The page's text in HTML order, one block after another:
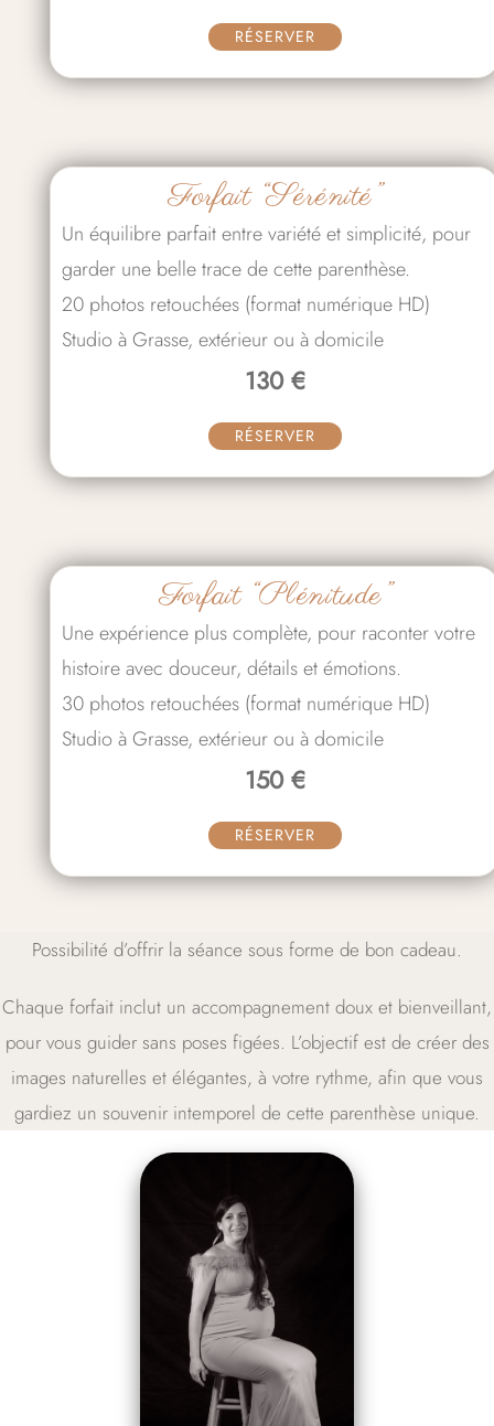
RÉSERVER
Forfait “Sérénité”
Un équilibre parfait entre variété et simplicité, pour
garder une belle trace de cette parenthèse.
20 photos retouchées (format numérique HD)
Studio à Grasse, extérieur ou à domicile
130 €
RÉSERVER
Forfait “Plénitude”
Une expérience plus complète, pour raconter votre
histoire avec douceur, détails et émotions.
30 photos retouchées (format numérique HD)
Studio à Grasse, extérieur ou à domicile
150 €
RÉSERVER
Possibilité d’offrir la séance sous forme de bon cadeau.
Chaque forfait inclut un accompagnement doux et bienveillant,
pour vous guider sans poses figées. L’objectif est de créer des
images naturelles et élégantes, à votre rythme, afin que vous
gardiez un souvenir intemporel de cette parenthèse unique.